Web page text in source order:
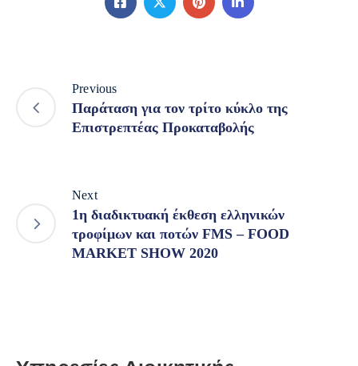
Previous
Παράταση για τον τρίτο κύκλο της
Επιστρεπτέας Προκαταβολής
Next
1η διαδικτυακή έκθεση ελληνικών
τροφίμων και ποτών FMS – FOOD
MARKET SHOW 2020